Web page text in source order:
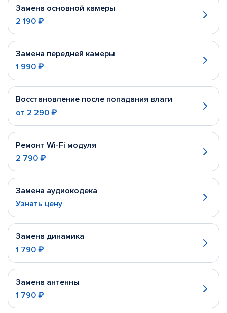
Замена основной камеры
2 190 ₽
Замена передней камеры
1 990 ₽
Восстановление после попадания влаги
от 2 290 ₽
Ремонт Wi-Fi модуля
2 790 ₽
Замена аудиокодека
Узнать цену
Замена динамика
1 790 ₽
Замена антенны
1 790 ₽